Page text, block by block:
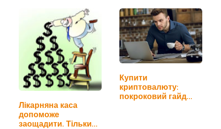
Лікарняна каса
допоможе
заощадити. Тільки
Купити
криптовалюту:
покроковий гайд